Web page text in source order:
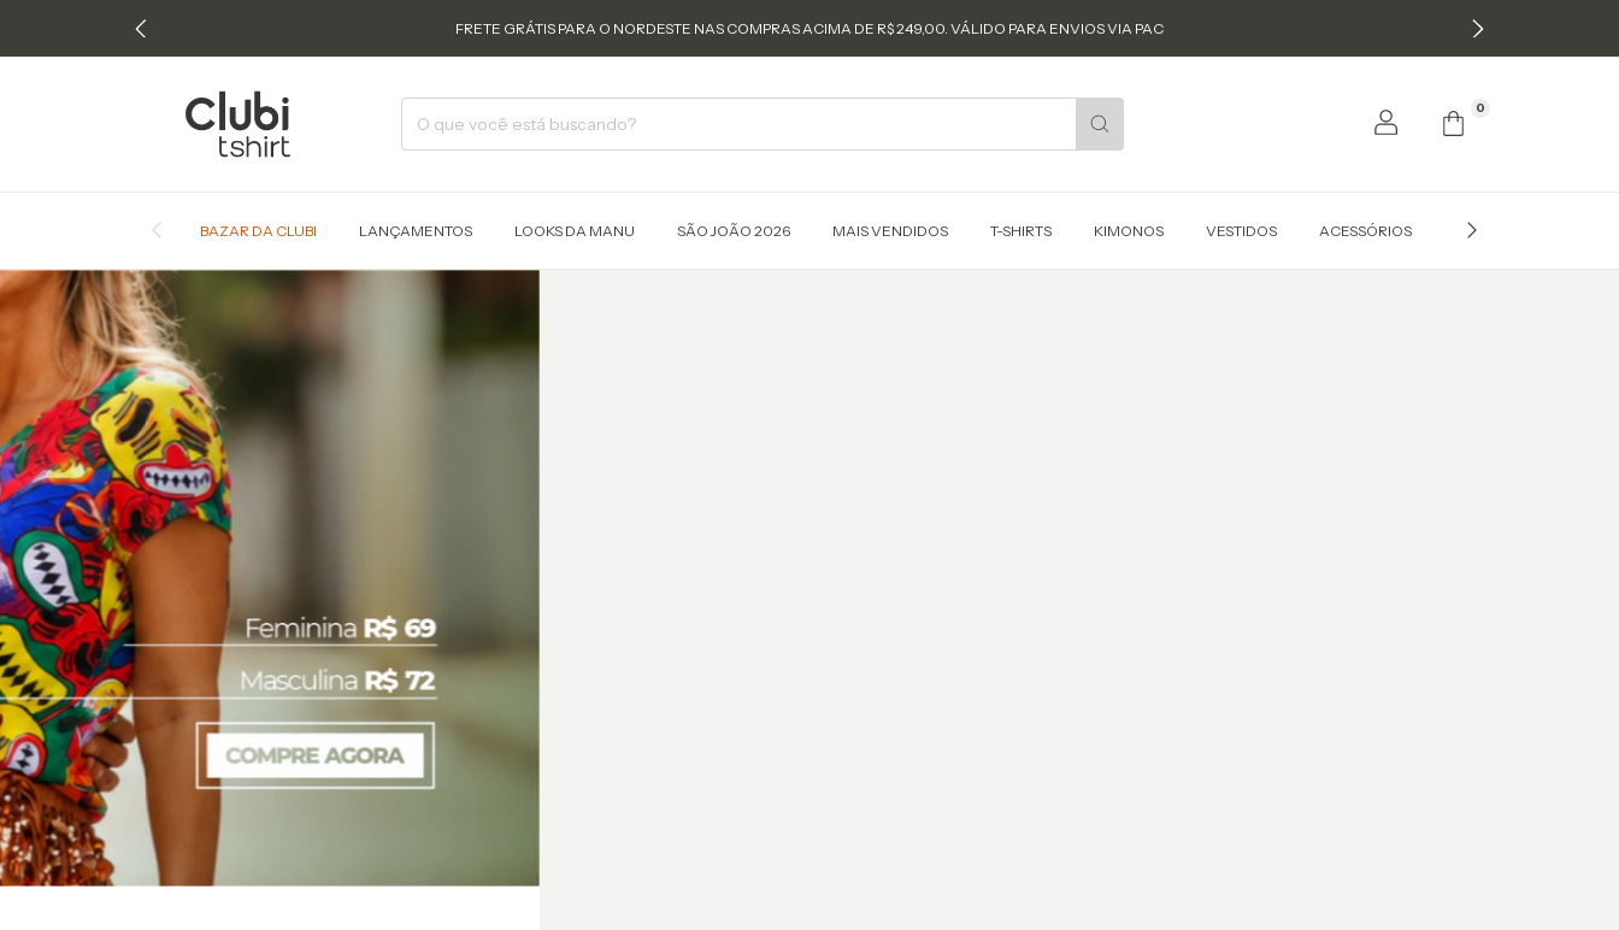
FRETE GRÁTIS PARA O NORDESTE NAS COMPRAS ACIMA DE R$ 249,00. VÁLIDO PARA ENVIOS VIA PAC
0
BAZAR DA CLUBI LANÇAMENTOS LOOKS DA MANU SÃO JOÃO 2026 MAIS VENDIDOS T-SHIRTS KIMONOS VESTIDOS ACESSÓRIOS COMPRE NO ATACADO